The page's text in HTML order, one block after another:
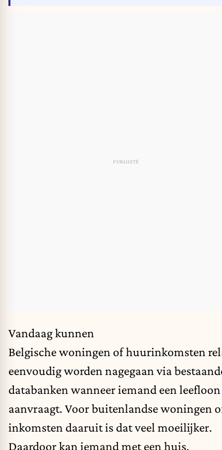
Vandaag kunnen
Belgische woningen of huurinkomsten
eenvoudig worden nagegaan via
databanken wanneer iemand een leefloon
aanvraagt. Voor buitenlandse woningen
inkomsten daaruit is dat veel moeilijker.
Daardoor kan iemand met een huis,